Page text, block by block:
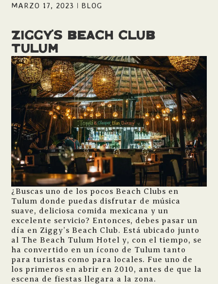
MARZO 17, 2023 BLOG
Ziggy’s Beach Club
Tulum
¿Buscas uno de los pocos Beach Clubs en
Tulum donde puedas disfrutar de música
suave, deliciosa comida mexicana y un
excelente servicio? Entonces, debes pasar un
día en Ziggy’s Beach Club. Está ubicado junto
al The Beach Tulum Hotel y, con el tiempo, se
ha convertido en un ícono de Tulum tanto
para turistas como para locales. Fue uno de
los primeros en abrir en 2010, antes de que la
escena de fiestas llegara a la zona.